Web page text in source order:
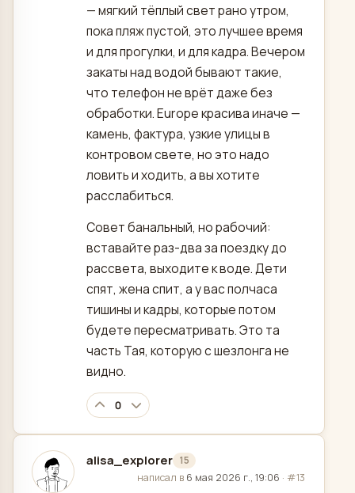
— мягкий тёплый свет рано утром,
пока пляж пустой, это лучшее время
и для прогулки, и для кадра. Вечером
закаты над водой бывают такие,
что телефон не врёт даже без
обработки. Europe красива иначе —
камень, фактура, узкие улицы в
контровом свете, но это надо
ловить и ходить, а вы хотите
расслабиться.
Совет банальный, но рабочий:
вставайте раз-два за поездку до
рассвета, выходите к воде. Дети
спят, жена спит, а у вас полчаса
тишины и кадры, которые потом
будете пересматривать. Это та
часть Тая, которую с шезлонга не
видно.
0
alisa_explorer 15
отредактировано
написал в 6 мая 2026 г., 19:06 · #13